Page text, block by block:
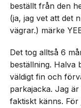
beställt från den
(ja, jag vet att det
vägrar.) märke
Det tog alltså 6
beställning. Halva
väldigt fin och
parkajacka. Jag
faktiskt känns. För